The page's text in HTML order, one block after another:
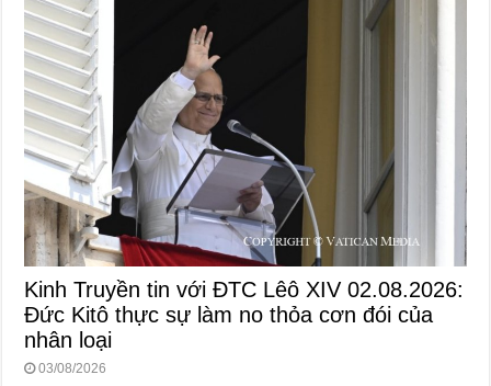
Kinh Truyền tin với ĐTC Lêô XIV 02.08.2026:
Đức Kitô thực sự làm no thỏa cơn đói của
nhân loại
03/08/2026